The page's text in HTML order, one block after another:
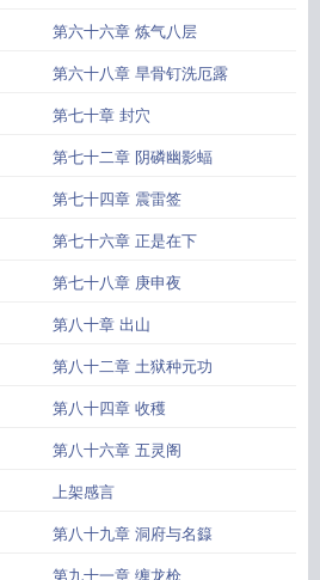
第六十六章 炼气八层
第六十八章 旱骨钉洗厄露
第七十章 封穴
第七十二章 阴磷幽影蝠
第七十四章 震雷签
第七十六章 正是在下
第七十八章 庚申夜
第八十章 出山
第八十二章 土狱种元功
第八十四章 收穫
第八十六章 五灵阁
上架感言
第八十九章 洞府与名籙
第九十一章 缠龙枪